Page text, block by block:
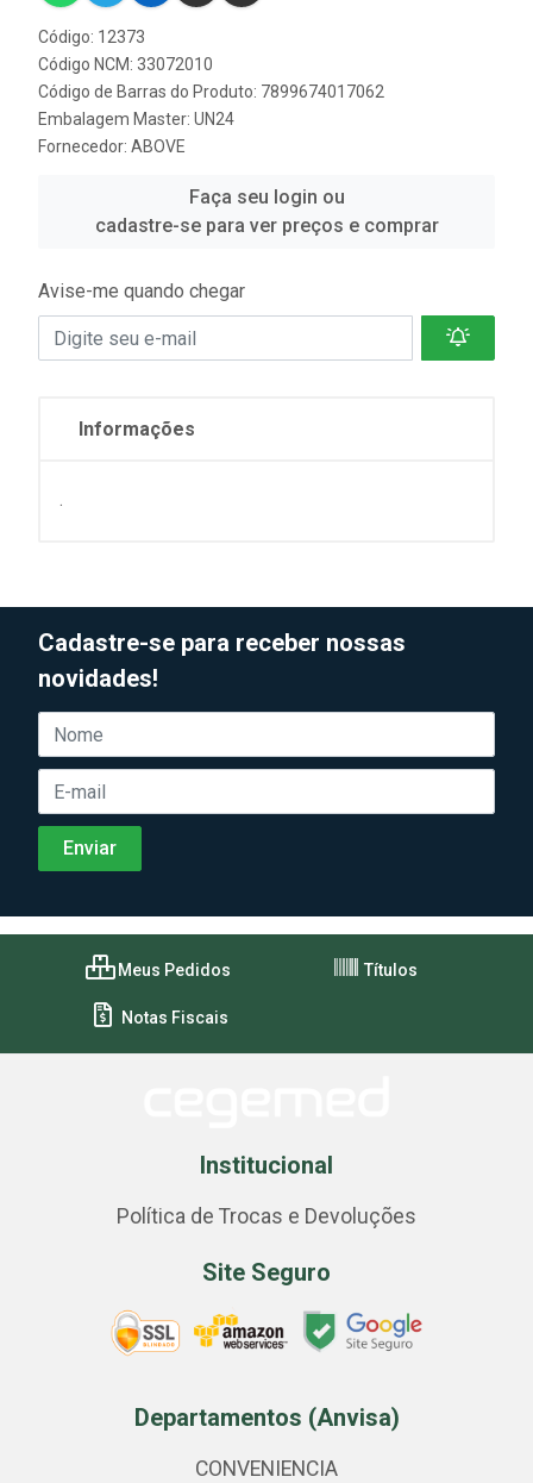
Código: 12373
Código NCM: 33072010
Código de Barras do Produto: 7899674017062
Embalagem Master: UN24
Fornecedor: ABOVE
Faça seu login ou
cadastre-se para ver preços e comprar
Avise-me quando chegar
Informações
.
Cadastre-se para receber nossas
novidades!
Meus Pedidos Títulos
Notas Fiscais
Institucional
Política de Trocas e Devoluções
Site Seguro
Departamentos (Anvisa)
CONVENIENCIA